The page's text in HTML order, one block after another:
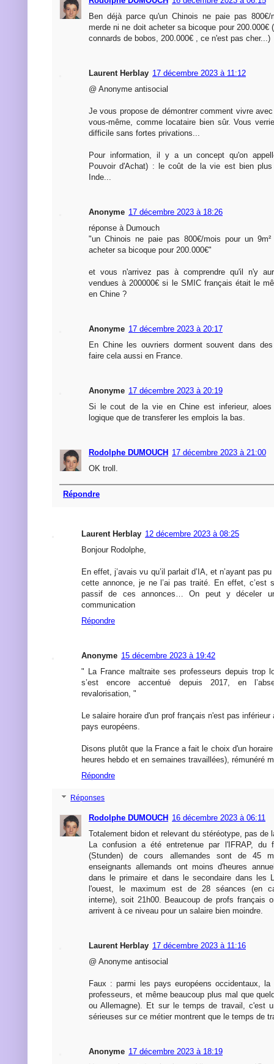
Ben déjà parce qu'un Chinois ne paie pas 800€/
merde ni ne doit acheter sa bicoque pour 200.000€
connards de bobos, 200.000€ , ce n'est pas cher...)
Laurent Herblay 17 décembre 2023 à 11:12
@ Anonyme antisocial
Je vous propose de démontrer comment vivre
vous-même, comme locataire bien sûr. Vous
difficile sans fortes privations...
Pour information, il y a un concept qu'on
Pouvoir d'Achat) : le coût de la vie est bien
Inde...
Anonyme 17 décembre 2023 à 18:26
réponse à Dumouch
"un Chinois ne paie pas 800€/mois pour un
acheter sa bicoque pour 200.000€"
et vous n'arrivez pas à comprendre qu'il n'y
vendues à 200000€ si le SMIC français était le
en Chine ?
Anonyme 17 décembre 2023 à 20:17
En Chine les ouvriers dorment souvent dans
faire cela aussi en France.
Anonyme 17 décembre 2023 à 20:19
Si le cout de la vie en Chine est inferieur,
logique que de transferer les emplois la bas.
Rodolphe DUMOUCH 17 décembre 2023 à 21:00
OK troll.
Répondre
Laurent Herblay 12 décembre 2023 à 08:25
Bonjour Rodolphe,
En effet, j’avais vu qu’il parlait d’IA, et n’ayant pas
cette annonce, je ne l’ai pas traité. En effet, c’est
passif de ces annonces… On peut y déceler
communication
Répondre
Anonyme 15 décembre 2023 à 19:42
" La France maltraite ses professeurs depuis trop
s’est encore accentué depuis 2017, en
revalorisation, "
Le salaire horaire d'un prof français n'est pas
pays européens.
Disons plutôt que la France a fait le choix d'un
heures hebdo et en semaines travaillées), rémunéré
Répondre
Réponses
Rodolphe DUMOUCH 16 décembre 2023 à 06:11
Totalement bidon et relevant du stéréotype, pas de
La confusion a été entretenue par l'IFRAP, du
(Stunden) de cours allemandes sont de 45
enseignants allemands ont moins d'heures
dans le primaire et dans le secondaire dans les
l'ouest, le maximum est de 28 séances (en
interne), soit 21h00. Beaucoup de profs français
arrivent à ce niveau pour un salaire bien moindre.
Laurent Herblay 17 décembre 2023 à 11:16
@ Anonyme antisocial
Faux : parmi les pays européens occidentaux,
professeurs, et même beaucoup plus mal que
ou Allemagne). Et sur le temps de travail, c'est
sérieuses sur ce métier montrent que le temps de
Anonyme 17 décembre 2023 à 18:19